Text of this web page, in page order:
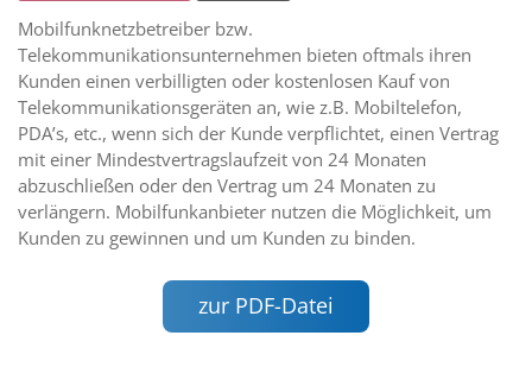
Mobilfunknetzbetreiber bzw.
Telekommunikationsunternehmen bieten oftmals ihren
Kunden einen verbilligten oder kostenlosen Kauf von
Telekommunikationsgeräten an, wie z.B. Mobiltelefon,
PDA’s, etc., wenn sich der Kunde verpflichtet, einen Vertrag
mit einer Mindestvertragslaufzeit von 24 Monaten
abzuschließen oder den Vertrag um 24 Monaten zu
verlängern. Mobilfunkanbieter nutzen die Möglichkeit, um
Kunden zu gewinnen und um Kunden zu binden.
zur PDF-Datei